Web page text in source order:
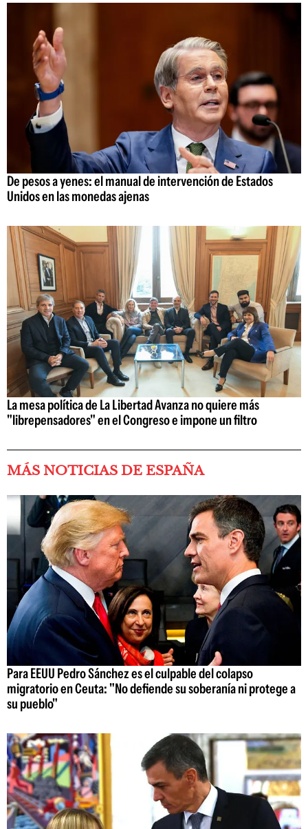
De pesos a yenes: el manual de intervención de Estados
Unidos en las monedas ajenas
La mesa política de La Libertad Avanza no quiere más
"librepensadores" en el Congreso e impone un filtro
MÁS NOTICIAS DE ESPAÑA
Para EEUU Pedro Sánchez es el culpable del colapso
migratorio en Ceuta: "No defiende su soberanía ni protege a
su pueblo"